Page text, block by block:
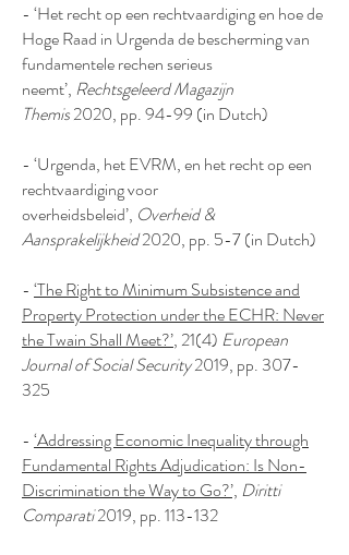
- ‘Het recht op een rechtvaardiging en hoe de
Hoge Raad in Urgenda de bescherming van
fundamentele rechen serieus
neemt’, Rechtsgeleerd Magazijn
Themis2020, pp. 94-99 (in Dutch)
- ‘Urgenda, het EVRM, en het recht op een
rechtvaardiging voor
overheidsbeleid’, Overheid &
Aansprakelijkheid2020, pp. 5-7 (in Dutch)
- ‘The Right to Minimum Subsistence and
Property Protection under the ECHR: Never
the Twain Shall Meet?’, 21(4) European
Journal of Social Security2019, pp. 307-
325
- ‘Addressing Economic Inequality through
Fundamental Rights Adjudication: Is Non-
Discrimination the Way to Go?’, Diritti
Comparati2019, pp. 113-132